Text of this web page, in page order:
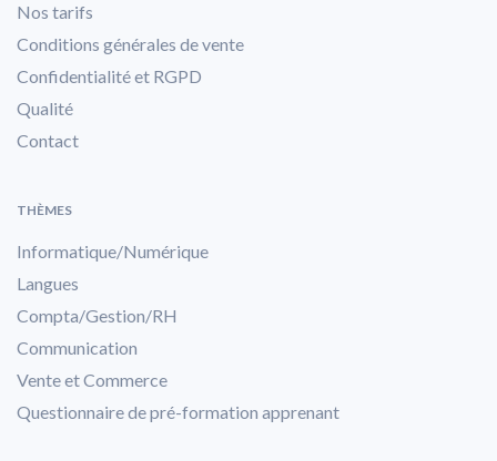
Nos tarifs
Conditions générales de vente
Confidentialité et RGPD
Qualité
Contact
THÈMES
Informatique/Numérique
Langues
Compta/Gestion/RH
Communication
Vente et Commerce
Questionnaire de pré-formation apprenant